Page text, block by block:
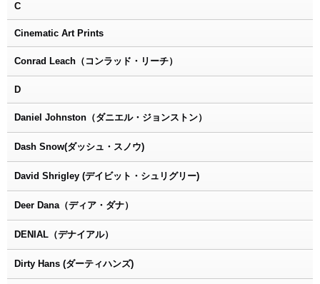
C
Cinematic Art Prints
Conrad Leach（コンラッド・リーチ）
D
Daniel Johnston（ダニエル・ジョンストン）
Dash Snow(ダッシュ・スノウ)
David Shrigley (デイビット・シュリグリー)
Deer Dana（ディア・ダナ）
DENIAL（デナイアル）
Dirty Hans (ダーティハンズ)